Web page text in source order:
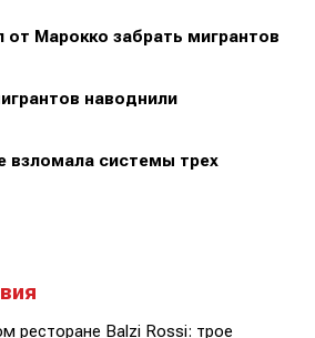
Марокко забрать мигрантов
наводнили
взломала системы трех